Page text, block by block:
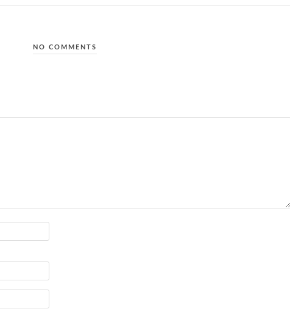
NO COMMENTS